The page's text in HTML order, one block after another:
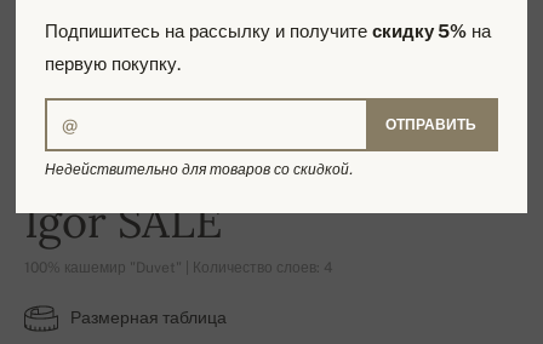
-16%
Igor SALE
100% кашемир "Duvet" | Количество слоев: 4
Размерная таблица
Подпишитесь на рассылку и получитескидку 5% на
первую покупку.
ОТПРАВИТЬ
Недействительно для товаров со скидкой.